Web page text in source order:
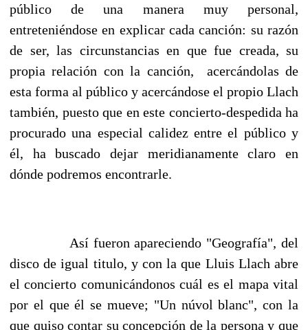
público de una manera muy personal,
entreteniéndose en explicar cada canción: su razón
de ser, las circunstancias en que fue creada, su
propia relación con la canción, acercándolas de
esta forma al público y acercándose el propio Llach
también, puesto que en este concierto-despedida ha
procurado una especial calidez entre el público y
él, ha buscado dejar meridianamente claro en
dónde podremos encontrarle.
Así fueron apareciendo "Geografía", del
disco de igual titulo, y con la que Lluis Llach abre
el concierto comunicándonos cuál es el mapa vital
por el que él se mueve; "Un núvol blanc", con la
que quiso contar su concepción de la persona y que